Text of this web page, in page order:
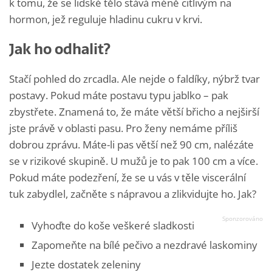
hormon, jež reguluje hladinu cukru v krvi.
Jak ho odhalit?
Stačí pohled do zrcadla. Ale nejde o faldíky, nýbrž tvar
postavy. Pokud máte postavu typu jablko – pak
zbystřete. Znamená to, že máte větší břicho a nejširší
jste právě v oblasti pasu. Pro ženy nemáme příliš
dobrou zprávu. Máte-li pas větší než 90 cm, nalézáte
se v rizikové skupině. U mužů je to pak 100 cm a více.
Pokud máte podezření, že se u vás v těle viscerální
tuk zabydlel, začněte s nápravou a zlikvidujte ho. Jak?
Vyhoďte do koše veškeré sladkosti
Zapomeňte na bílé pečivo a nezdravé laskominy
Jezte dostatek zeleniny